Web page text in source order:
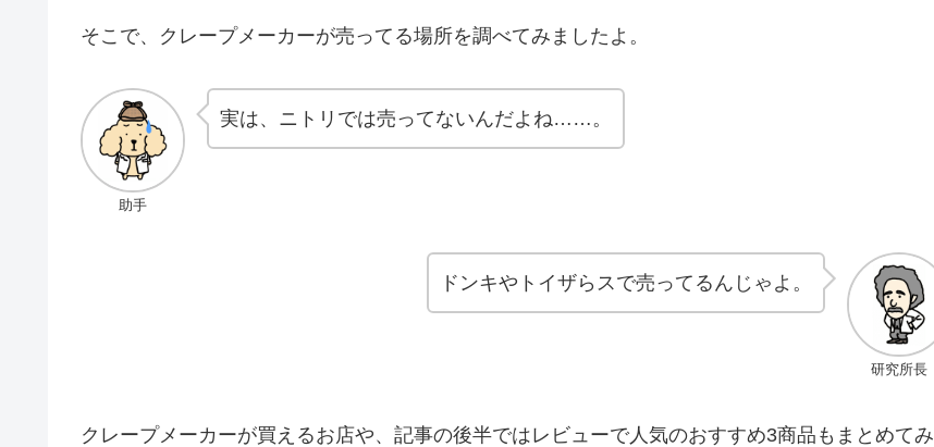
そこで、クレープメーカーが売ってる場所を調べてみましたよ。
助手
実は、ニトリでは売ってないんだよね……。
研究所長
ドンキやトイザらスで売ってるんじゃよ。
クレープメーカーが買えるお店や、記事の後半ではレビューで人気のおすすめ3商品もまとめてみ